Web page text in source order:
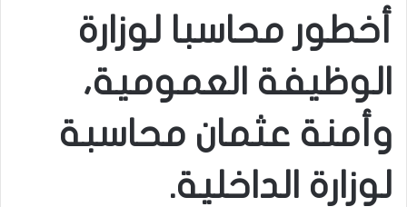
أخطور محاسبا لوزارة
الوظيفة العمومية،
وأمنة عثمان محاسبة
لوزارة الداخلية.